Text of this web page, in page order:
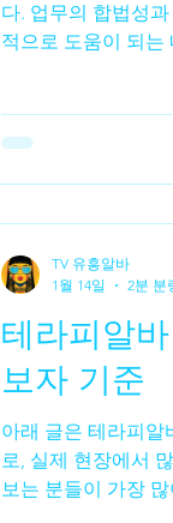
다. 업무의 합법성
적으로 도움이 되는
서 관리사(테라피
의미합니다.역삼동
지만, 여기서는 정상
아로마·바디 케어) 채용 정보를 중심으로 설명합니다. 📌 2.
마사지 업소의 종류
인 업소 유형은 다
바 테라피 스파 스
테라피알
보자 기준
아래 글은 테라피알
로, 실제 현장에서
보는 분들이 가장
TV 유흥알바
1월 14일
2분 분